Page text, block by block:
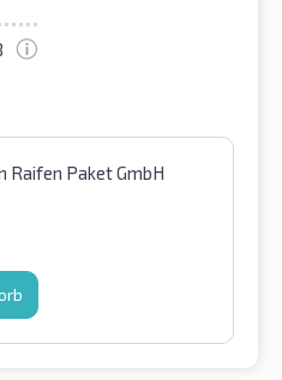
Raifen Paket GmbH